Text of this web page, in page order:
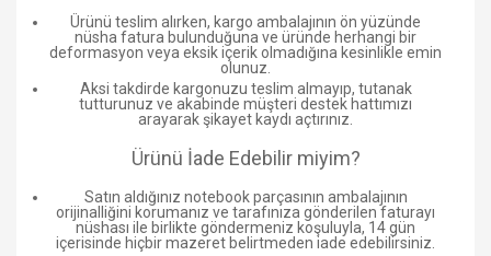
Ürünü teslim alırken, kargo ambalajının ön yüzünde
nüsha fatura bulunduğuna ve üründe herhangi bir
deformasyon veya eksik içerik olmadığına kesinlikle emin
olunuz.
Aksi takdirde kargonuzu teslim almayıp, tutanak
tutturunuz ve akabinde müşteri destek hattımızı
arayarak şikayet kaydı açtırınız.
Ürünü İade Edebilir miyim?
Satın aldığınız notebook parçasının ambalajının
orijinalliğini korumanız ve tarafınıza gönderilen faturayı
nüshası ile birlikte göndermeniz koşuluyla, 14 gün
içerisinde hiçbir mazeret belirtmeden iade edebilirsiniz.